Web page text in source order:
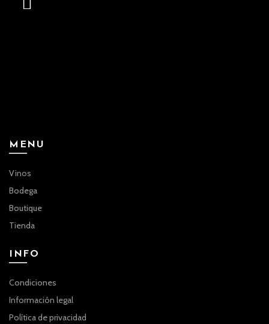
MENU
Vinos
Bodega
Boutique
Tienda
INFO
Condiciones
Información legal
Política de privacidad